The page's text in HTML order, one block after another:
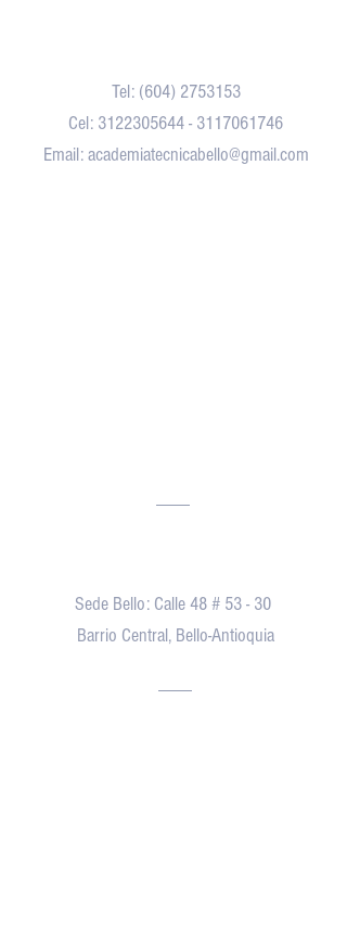
Tel: (604) 2753153
Cel: 3122305644- 3117061746
Email:academiatecnicabello@gmail.com
Sede Bello: Calle 48 # 53 - 30
Barrio Central, Bello-Antioquia